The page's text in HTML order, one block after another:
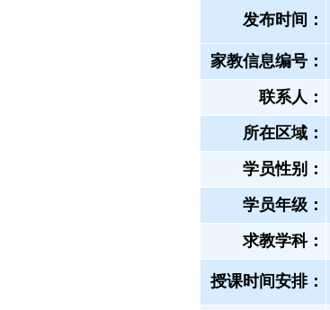
发布时间：
家教信息编号：
联系人：
所在区域：
学员性别：
学员年级：
求教学科：
授课时间安排：